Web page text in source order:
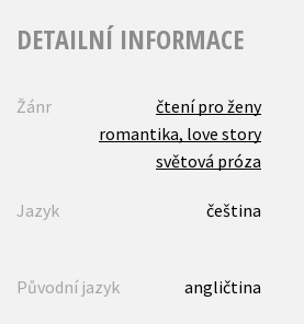
DETAILNÍ INFORMACE
Žánr
čtení pro ženy
romantika, love story
světová próza
Jazyk čeština
Původní jazyk angličtina